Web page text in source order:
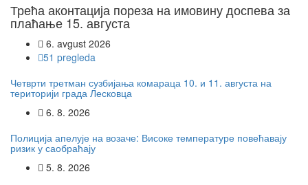
Трећа аконтација пореза на имовину доспева за
плаћање 15. августа
6. avgust 2026
51 pregleda
Четврти третман сузбијања комараца 10. и 11. августа на
територији града Лесковца
6. 8. 2026
Полиција апелује на возаче: Високе температуре повећавају
ризик у саобраћају
5. 8. 2026